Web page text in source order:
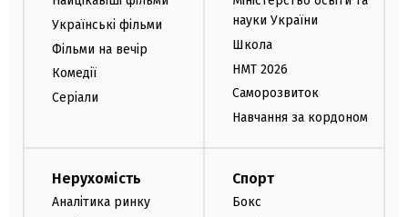
Українські фільми
Фільми на вечір
Комедії
Серіали
науки України
Школа
НМТ 2026
Саморозвиток
Навчання за кордоном
Нерухомість
Аналітика ринку
Спорт
Бокс